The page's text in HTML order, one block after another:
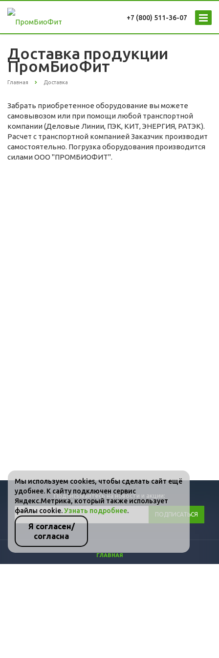
+7 (800) 511-36-07
Доставка продукции
ПромБиоФит
Главная Доставка
Забрать приобретенное оборудование вы можете
самовывозом или при помощи любой транспортной
компании (Деловые Линии, ПЭК, КИТ, ЭНЕРГИЯ, РАТЭК).
Расчет с транспортной компанией Заказчик производит
самостоятельно. Погрузка оборудования производится
силами ООО "ПРОМБИОФИТ".
Подписывайтесь на новости и акции:
ГЛАВНАЯ
Мы используем cookies, чтобы сделать сайт ещё
удобнее. К сайту подключен сервис
Яндекс.Метрика, который также использует
файлы cookie.Узнать подробнее.
Я согласен/
согласна